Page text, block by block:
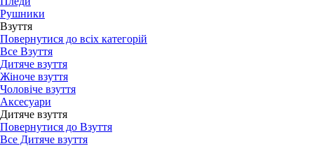
Рушники
Взуття
Повернутися до всіх категорій
Все Взуття
Дитяче взуття
Жіноче взуття
Чоловіче взуття
Аксесуари
Дитяче взуття
Повернутися до Взуття
Все Дитяче взуття